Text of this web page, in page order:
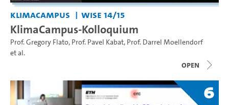
KlimaCampus WiSe 14/15
KlimaCampus-Kolloquium
Prof. Gregory Flato, Prof. Pavel Kabat, Prof. Darrel Moellendorf
et al.
open
6